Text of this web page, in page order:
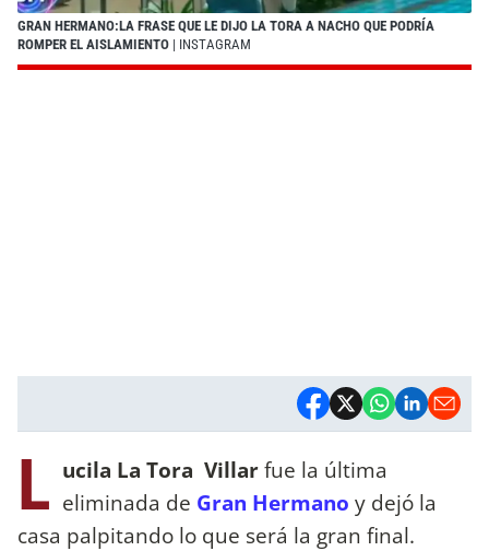
GRAN HERMANO:LA FRASE QUE LE DIJO LA TORA A NACHO QUE PODRÍA
ROMPER EL AISLAMIENTO | INSTAGRAM
L ucila La Tora Villarfue la última
eliminada de Gran Hermano y dejó la
casa palpitando lo que será la gran final.